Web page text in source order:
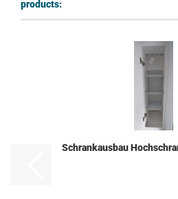
products:
Schrankausbau